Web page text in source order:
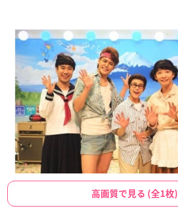
高画質で見る (全1枚)